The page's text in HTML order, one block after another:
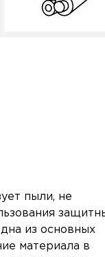
пыли, не
из основных
материала в